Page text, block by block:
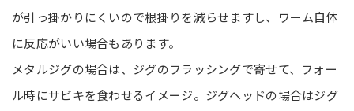
が引っ掛かりにくいので根掛りを減らせますし、ワーム自体
に反応がいい場合もあります。
メタルジグの場合は、ジグのフラッシングで寄せて、フォー
ル時にサビキを食わせるイメージ。ジグヘッドの場合はジグ